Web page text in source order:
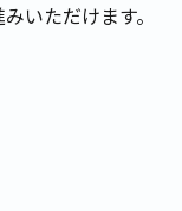
いただけます。